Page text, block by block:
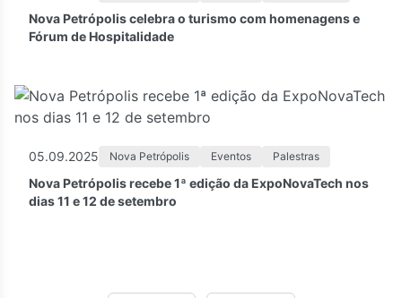
Nova Petrópolis celebra o turismo com homenagens e
Fórum de Hospitalidade
05.09.2025 Nova Petrópolis Eventos Palestras
Nova Petrópolis recebe 1ª edição da ExpoNovaTech nos
dias 11 e 12 de setembro